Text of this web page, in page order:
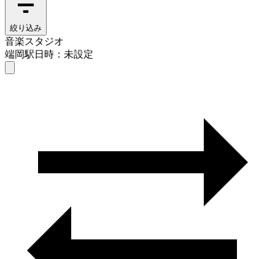
絞り込み
音楽スタジオ
端岡駅日時：未設定